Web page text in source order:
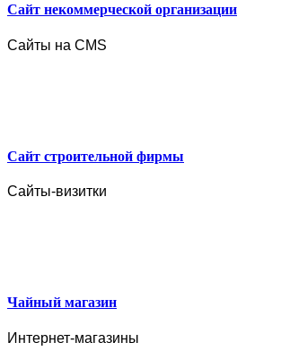
Сайт некоммерческой организации
Сайты на CMS
Сайт строительной фирмы
Сайты-визитки
Чайный магазин
Интернет-магазины